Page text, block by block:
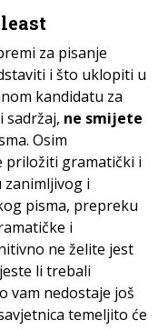
za pisanje
i što uklopiti u
kandidatu za
sadržaj, ne smijete
Osim
priložiti gramatički i
i
pisma, prepreku
i
ne želite jest
li trebali
vam nedostaje još
temeljito će